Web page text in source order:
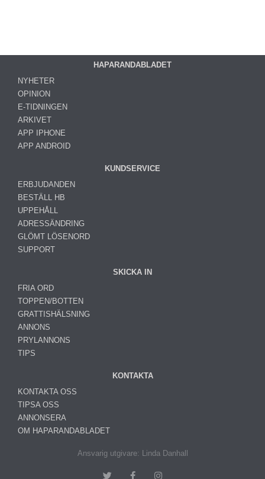
HAPARANDABLADET
NYHETER
OPINION
E-TIDNINGEN
ARKIVET
APP IPHONE
APP ANDROID
KUNDSERVICE
ERBJUDANDEN
BESTÄLL HB
UPPEHÅLL
ADRESSÄNDRING
GLÖMT LÖSENORD
SUPPORT
SKICKA IN
FRIA ORD
TOPPEN/BOTTEN
GRATTISHÄLSNING
ANNONS
PRYLANNONS
TIPS
KONTAKTA
KONTAKTA OSS
TIPSA OSS
ANNONSERA
OM HAPARANDABLADET
Ansvarig utgivare: Linda Danhall